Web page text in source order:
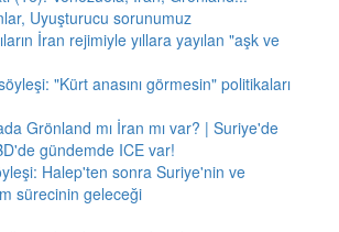
Uyuşturucu sorunumuz
İran rejimiyle yıllara yayılan "aşk ve
"Kürt anasını görmesin" politikaları
Grönland mı İran mı var? | Suriye'de
gündemde ICE var!
Halep'ten sonra Suriye'nin ve
sürecinin geleceği